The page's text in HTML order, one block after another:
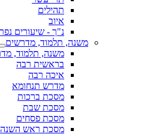
תהילים
איוב
נ"ך - שיעורים
משנה, תלמוד, מדרשים
משנה, תלמוד,
בראשית רבה
איכה רבה
מדרש תנחומא
מסכת ברכות
מסכת שבת
מסכת פסחים
מסכת ראש השנה